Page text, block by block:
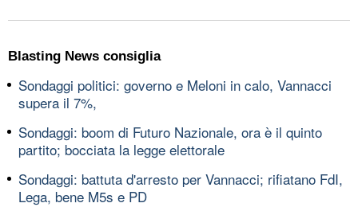
Blasting News consiglia
Sondaggi politici: governo e Meloni in calo, Vannacci
supera il 7%,
Sondaggi: boom di Futuro Nazionale, ora è il quinto
partito; bocciata la legge elettorale
Sondaggi: battuta d'arresto per Vannacci; rifiatano FdI,
Lega, bene M5s e PD